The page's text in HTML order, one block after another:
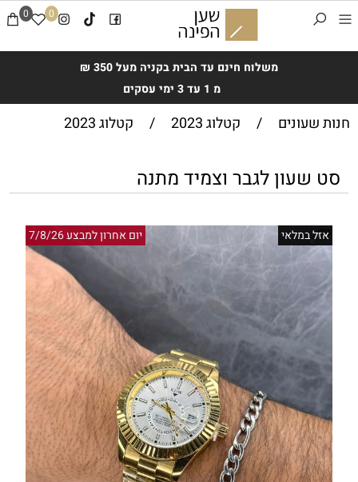
משלוח חינם עד הבית בקניה מעל 350 ₪
מ 1 עד 3 ימי עסקים
0 0
חנות שעונים / קטלוג 2023 / קטלוג 2023
סט שעון לגבר וצמיד מתנה
יום אחרון למבצע 7/8/26 אזל במלאי